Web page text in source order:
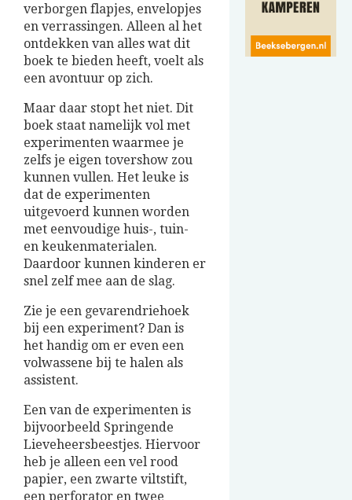
verborgen flapjes, envelopjes
en verrassingen. Alleen al het
ontdekken van alles wat dit
boek te bieden heeft, voelt als
een avontuur op zich.
Maar daar stopt het niet. Dit
boek staat namelijk vol met
experimenten waarmee je
zelfs je eigen tovershow zou
kunnen vullen. Het leuke is
dat de experimenten
uitgevoerd kunnen worden
met eenvoudige huis-, tuin-
en keukenmaterialen.
Daardoor kunnen kinderen er
snel zelf mee aan de slag.
Zie je een gevarendriehoek
bij een experiment? Dan is
het handig om er even een
volwassene bij te halen als
assistent.
Een van de experimenten is
bijvoorbeeld Springende
Lieveheersbeestjes. Hiervoor
heb je alleen een vel rood
papier, een zwarte viltstift,
een perforator en twee